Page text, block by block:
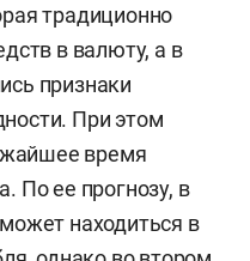
традиционно
в валюту, а в
признаки
При этом
время
По ее прогнозу, в
находиться в